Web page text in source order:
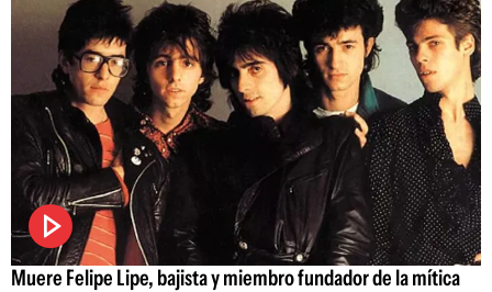
Muere Felipe Lipe, bajista y miembro fundador de la mítica